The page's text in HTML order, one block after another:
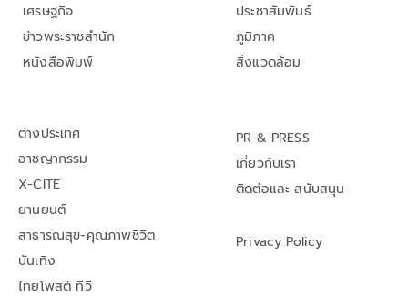
เศรษฐกิจ
ข่าวพระราชสำนัก
หนังสือพิมพ์
ประชาสัมพันธ์
ภูมิภาค
สิ่งแวดล้อม
ต่างประเทศ
อาชญากรรม
X-CITE
ยานยนต์
สาธารณสุข-คุณภาพชีวิต
บันเทิง
ไทยโพสต์ ทีวี
PR & PRESS
เกี่ยวกับเรา
ติดต่อและ สนับสนุน
Privacy Policy